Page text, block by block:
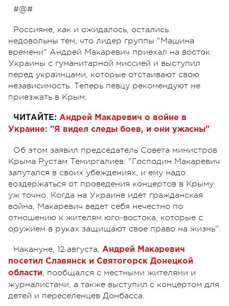
#@#
Россияне, как и ожидалось, остались
недовольны тем, что лидер группы "Машина
времени" Андрей Макаревич приехал на восток
Украины с гуманитарной миссией и выступил
перед украинцами, которые отстаивают свою
независимость. Теперь певцу рекомендуют не
приезжать в Крым.
ЧИТАЙТЕ: Андрей Макаревич о войне в
Украине: "Я видел следы боев, и они ужасны"
Об этом заявил председатель Совета министров
Крыма Рустам Темиргалиев: "Господин Макаревич
запутался в своих убеждениях, и ему надо
воздержаться от проведения концертов в Крыму
уж точно. Когда на Украине идет гражданская
война, Макаревич ведет себя нечестно по
отношению к жителям юго-востока, которые с
оружием в руках защищают свое право на жизнь".
Накануне, 12 августа, Андрей Макаревич
посетил Славянск и Святогорск Донецкой
области, пообщался с местными жителями и
журналистами, а также выступил с концертом для
детей и переселенцев Донбасса.